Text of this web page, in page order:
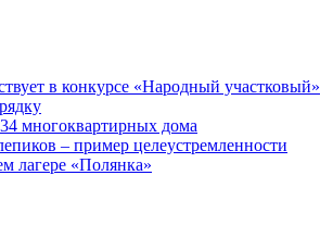
в конкурсе «Народный участковый»
многоквартирных дома
– пример целеустремленности
лагере «Полянка»